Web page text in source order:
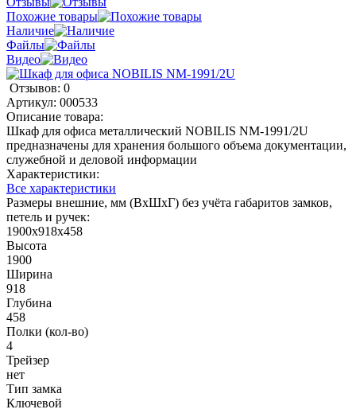
Похожие товары
Наличие
Файлы
Видео
Отзывов: 0
Артикул: 000533
Описание товара:
Шкаф для офиса металлический NOBILIS NM-1991/2U
предназначены для хранения большого объема документации,
служебной и деловой информации
Характеристики:
Все характеристики
Размеры внешние, мм (ВхШхГ) без учёта габаритов замков,
петель и ручек:
1900x918x458
Высота
1900
Ширина
918
Глубина
458
Полки (кол-во)
4
Трейзер
нет
Тип замка
Ключевой